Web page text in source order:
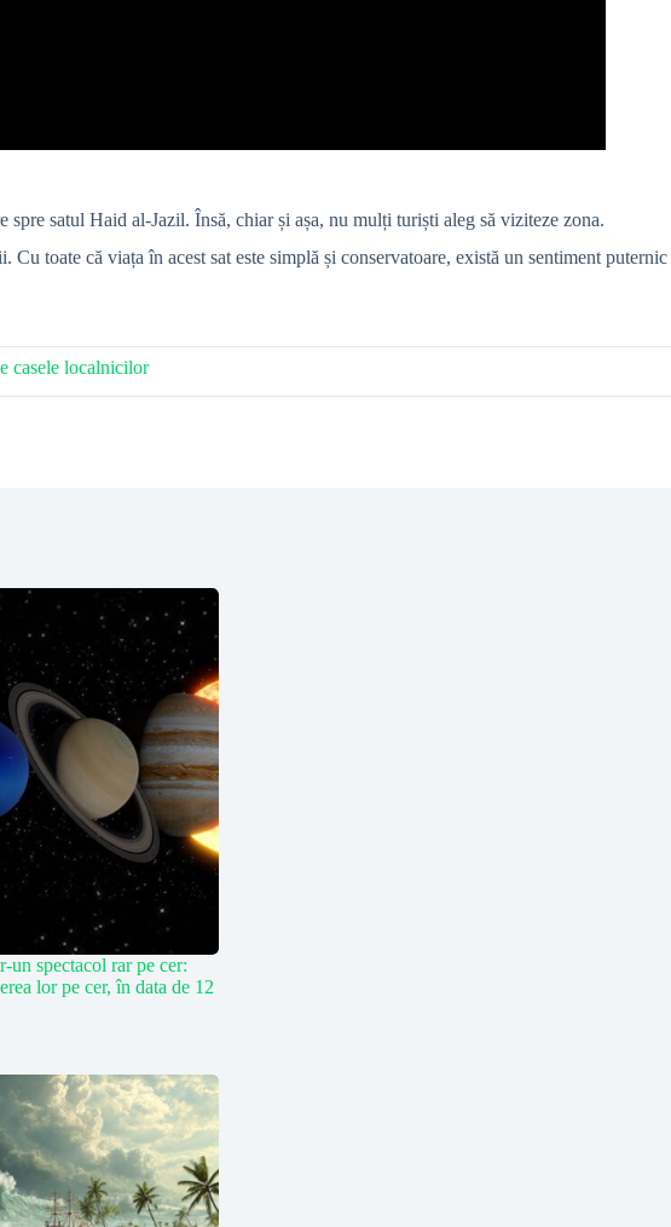
satul Haid al-Jazil. Însă, chiar și așa, nu mulți turiști aleg să viziteze zona.
toate că viața în acest sat este simplă și conservatoare, există un sentiment puternic
casele localnicilor
un spectacol rar pe cer:
lor pe cer, în data de 12